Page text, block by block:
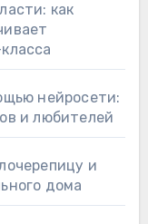
как
нейросети:
и любителей
и
дома